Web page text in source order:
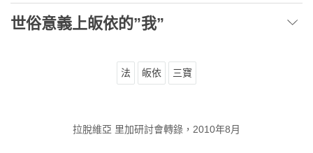
世俗意義上皈依的”我”
法 皈依 三寶
拉脫維亞 里加研討會轉錄，2010年8月